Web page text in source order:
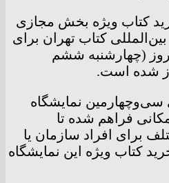
کتاب ویژه بخش مجازی
کتاب تهران برای
(چهارشنبه ششم
نمایشگاه
فراهم شده تا
برای افراد سازمان یا
کتاب ویژه این نمایشگاه